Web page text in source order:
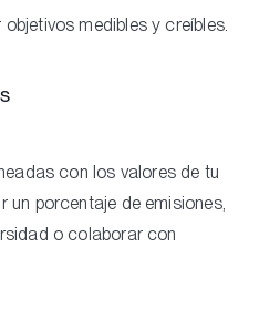
medibles y creíbles.
con los valores de tu
un porcentaje de emisiones,
o colaborar con